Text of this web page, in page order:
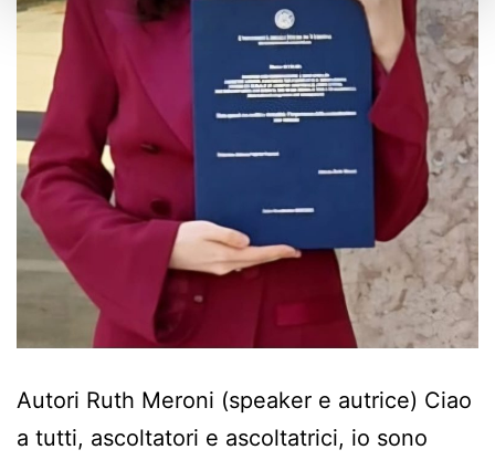
Autori Ruth Meroni (speaker e autrice) Ciao
a tutti, ascoltatori e ascoltatrici, io sono